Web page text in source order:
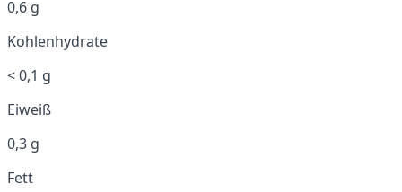
0,6 g
Kohlenhydrate
< 0,1 g
Eiweiß
0,3 g
Fett